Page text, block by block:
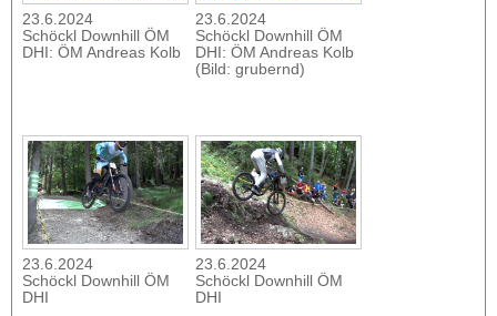
23.6.2024
Schöckl Downhill ÖM
DHI: ÖM Andreas Kolb
23.6.2024
Schöckl Downhill ÖM
DHI: ÖM Andreas Kolb
(Bild: grubernd)
23.6.2024
Schöckl Downhill ÖM
DHI
23.6.2024
Schöckl Downhill ÖM
DHI